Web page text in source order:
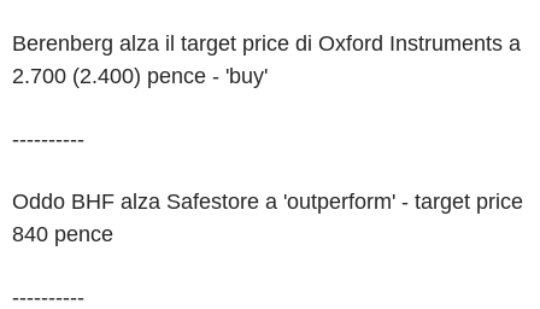
Berenberg alza il target price di Oxford Instruments a
2.700 (2.400) pence - 'buy'
----------
Oddo BHF alza Safestore a 'outperform' - target price
840 pence
----------